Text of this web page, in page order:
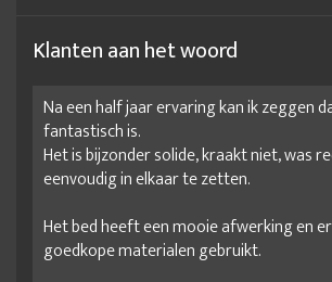
Klanten aan het woord
Na een half jaar ervaring kan ik zeggen
fantastisch is.
Het is bijzonder solide, kraakt niet, was
eenvoudig in elkaar te zetten.
Het bed heeft een mooie afwerking en
goedkope materialen gebruikt.